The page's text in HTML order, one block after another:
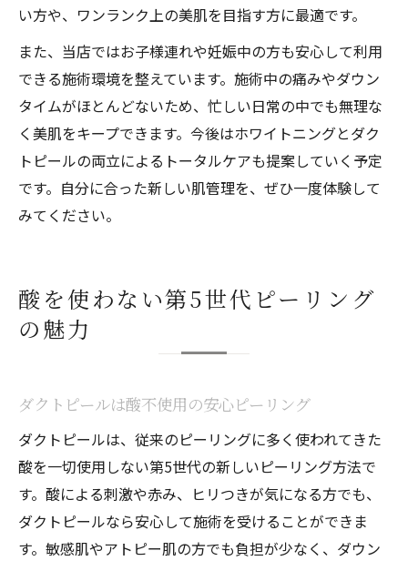
い方や、ワンランク上の美肌を目指す方に最適です。
また、当店ではお子様連れや妊娠中の方も安心して利用
できる施術環境を整えています。施術中の痛みやダウン
タイムがほとんどないため、忙しい日常の中でも無理な
く美肌をキープできます。今後はホワイトニングとダク
トピールの両立によるトータルケアも提案していく予定
です。自分に合った新しい肌管理を、ぜひ一度体験して
みてください。
酸を使わない第5世代ピーリング
の魅力
ダクトピールは酸不使用の安心ピーリング
ダクトピールは、従来のピーリングに多く使われてきた
酸を一切使用しない第5世代の新しいピーリング方法で
す。酸による刺激や赤み、ヒリつきが気になる方でも、
ダクトピールなら安心して施術を受けることができま
す。敏感肌やアトピー肌の方でも負担が少なく、ダウン